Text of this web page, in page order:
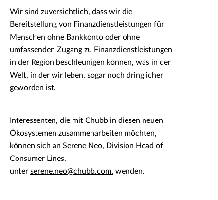
Wir sind zuversichtlich, dass wir die
Bereitstellung von Finanzdienstleistungen für
Menschen ohne Bankkonto oder ohne
umfassenden Zugang zu Finanzdienstleistungen
in der Region beschleunigen können, was in der
Welt, in der wir leben, sogar noch dringlicher
geworden ist.
Interessenten, die mit Chubb in diesen neuen
Ökosystemen zusammenarbeiten möchten,
können sich an Serene Neo, Division Head of
Consumer Lines,
unter serene.neo@chubb.com. wenden.